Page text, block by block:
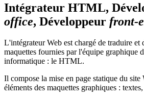
Intégrateur HTML,
office, Développeur front-
L'intégrateur Web est chargé de traduire et
maquettes fournies par l'équipe graphique
informatique : le HTML.
Il compose la mise en page statique du
éléments des maquettes graphiques :